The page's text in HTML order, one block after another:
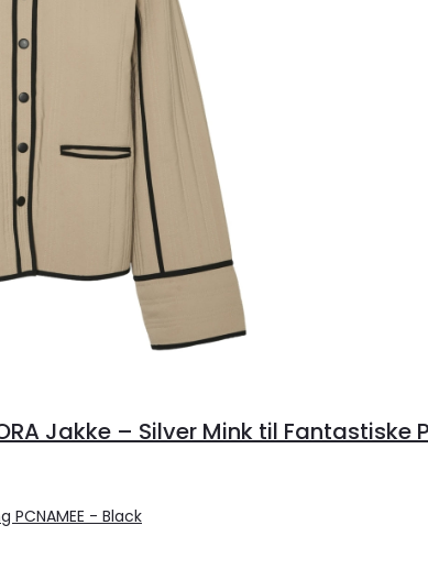
Jakke – Silver Mink til Fantastiske